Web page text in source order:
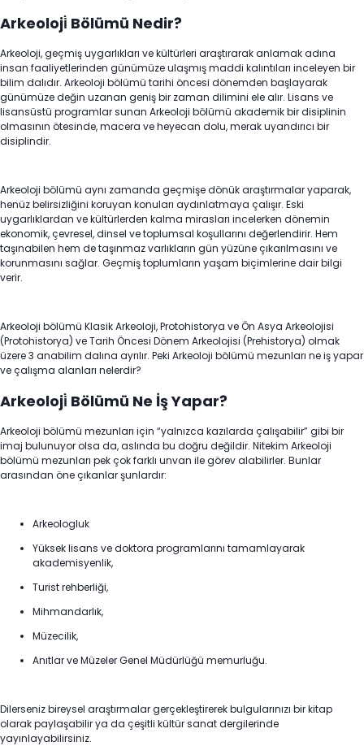
Arkeoloji̇ Bölümü Nedir?
Arkeoloji, geçmiş uygarlıkları ve kültürleri araştırarak anlamak adına
insan faaliyetlerinden günümüze ulaşmış maddi kalıntıları inceleyen bir
bilim dalıdır. Arkeoloji bölümü tarihi öncesi dönemden başlayarak
günümüze değin uzanan geniş bir zaman dilimini ele alır. Lisans ve
lisansüstü programlar sunan Arkeoloji bölümü akademik bir disiplinin
olmasının ötesinde, macera ve heyecan dolu, merak uyandırıcı bir
disiplindir.
Arkeoloji bölümü aynı zamanda geçmişe dönük araştırmalar yaparak,
henüz belirsizliğini koruyan konuları aydınlatmaya çalışır. Eski
uygarlıklardan ve kültürlerden kalma mirasları incelerken dönemin
ekonomik, çevresel, dinsel ve toplumsal koşullarını değerlendirir. Hem
taşınabilen hem de taşınmaz varlıkların gün yüzüne çıkarılmasını ve
korunmasını sağlar. Geçmiş toplumların yaşam biçimlerine dair bilgi
verir.
Arkeoloji bölümü Klasik Arkeoloji, Protohistorya ve Ön Asya Arkeolojisi
(Protohistorya) ve Tarih Öncesi Dönem Arkeolojisi (Prehistorya) olmak
üzere 3 anabilim dalına ayrılır. Peki Arkeoloji bölümü mezunları ne iş yapar
ve çalışma alanları nelerdir?
Arkeoloji̇ Bölümü Ne İş Yapar?
Arkeoloji bölümü mezunları için “yalnızca kazılarda çalışabilir” gibi bir
imaj bulunuyor olsa da, aslında bu doğru değildir. Nitekim Arkeoloji
bölümü mezunları pek çok farklı unvan ile görev alabilirler. Bunlar
arasından öne çıkanlar şunlardır:
Arkeologluk
Yüksek lisans ve doktora programlarını tamamlayarak
akademisyenlik,
Turist rehberliği,
Mihmandarlık,
Müzecilik,
Anıtlar ve Müzeler Genel Müdürlüğü memurluğu.
Dilerseniz bireysel araştırmalar gerçekleştirerek bulgularınızı bir kitap
olarak paylaşabilir ya da çeşitli kültür sanat dergilerinde
yayınlayabilirsiniz.